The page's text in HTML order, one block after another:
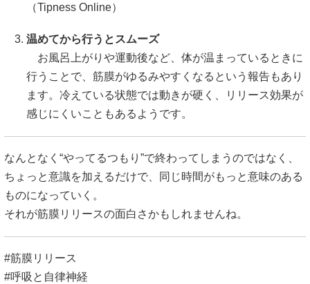
（Tipness Online）
温めてから行うとスムーズ
お風呂上がりや運動後など、体が温まっているときに
行うことで、筋膜がゆるみやすくなるという報告もあり
ます。冷えている状態では動きが硬く、リリース効果が
感じにくいこともあるようです。
なんとなく“やってるつもり”で終わってしまうのではなく、
ちょっと意識を加えるだけで、同じ時間がもっと意味のある
ものになっていく。
それが筋膜リリースの面白さかもしれませんね。
#筋膜リリース
#呼吸と自律神経